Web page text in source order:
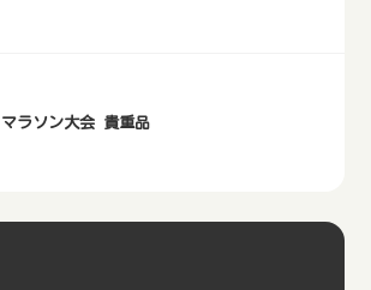
マラソン大会 貴重品